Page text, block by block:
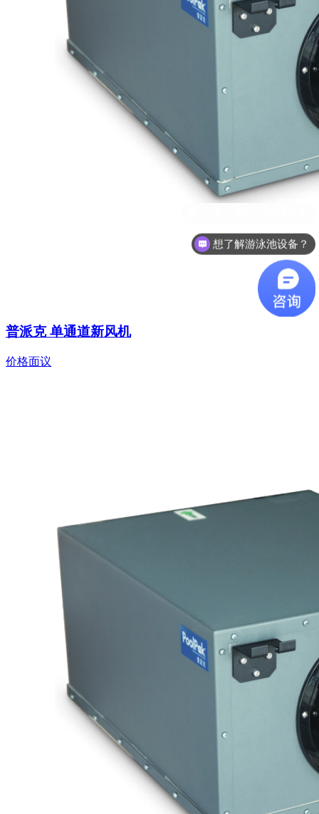
普派克 单通道新风机
价格面议
想了解游泳池设备？